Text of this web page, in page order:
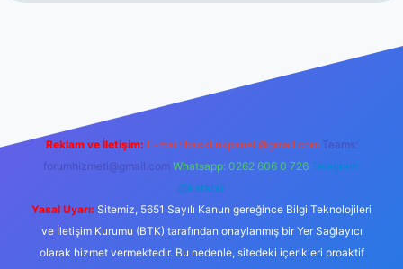
Reklam ve İletişim: E-mail: backlinkpaneli@gmail.com Teams:
forumhizmeti@gmail.com Whatsapp: 0262 606 0 726 Telegram:
@karabul
Yasal Uyarı: Sitemiz, 5651 Sayılı Kanun gereğince Bilgi Teknolojileri
ve İletişim Kurumu (BTK) tarafından onaylanmış bir Yer Sağlayıcı
olarak hizmet vermektedir. Bu nedenle, sitedeki içerikleri proaktif